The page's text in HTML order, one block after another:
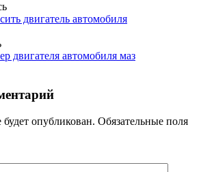
двигатель автомобиля
двигателя автомобиля маз
опубликован. Обязательные поля